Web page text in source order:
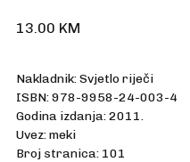
13.00 KM
Nakladnik: Svjetlo riječi
ISBN: 978-9958-24-003-4
Godina izdanja: 2011.
Uvez: meki
Broj stranica: 101